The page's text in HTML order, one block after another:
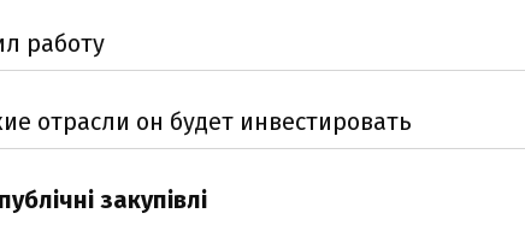
работу
отрасли он будет инвестировать
закупівлі